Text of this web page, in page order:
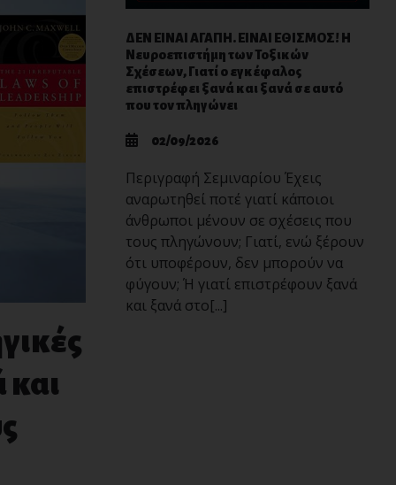
και
ΔΕΝ ΕΙΝΑΙ ΑΓΑΠΗ. ΕΙΝΑΙ ΕΘΙΣΜΟΣ! Η
Νευροεπιστήμη των Τοξικών
Σχέσεων, Γιατί ο εγκέφαλος
επιστρέφει ξανά και ξανά σε αυτό
που τον πληγώνει
02/09/2026
Περιγραφή Σεμιναρίου Έχεις
αναρωτηθεί ποτέ γιατί κάποιοι
άνθρωποι μένουν σε σχέσεις που
τους πληγώνουν; Γιατί, ενώ ξέρουν
ότι υποφέρουν, δεν μπορούν να
φύγουν; Ή γιατί επιστρέφουν ξανά
και ξανά στο[...]